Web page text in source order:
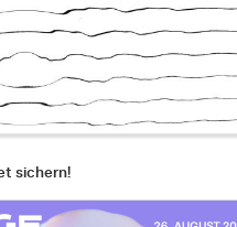
sichern!